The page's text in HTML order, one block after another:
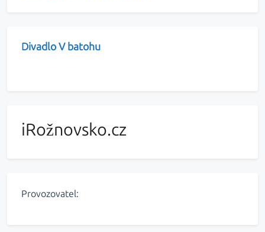
Divadlo V batohu
iRožnovsko.cz
Provozovatel: